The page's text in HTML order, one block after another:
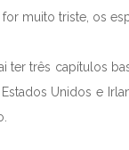
muito triste, os
ter três capítulos
Unidos e